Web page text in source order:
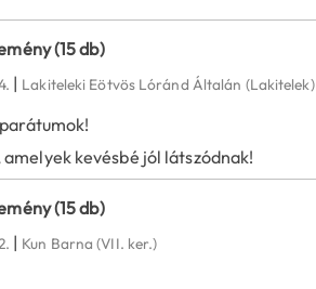
(15 db)
| Lakiteleki Eötvös Lóránd Általán (Lakitelek)
kevésbé jól látszódnak!
(15 db)
| Kun Barna (VII. ker.)